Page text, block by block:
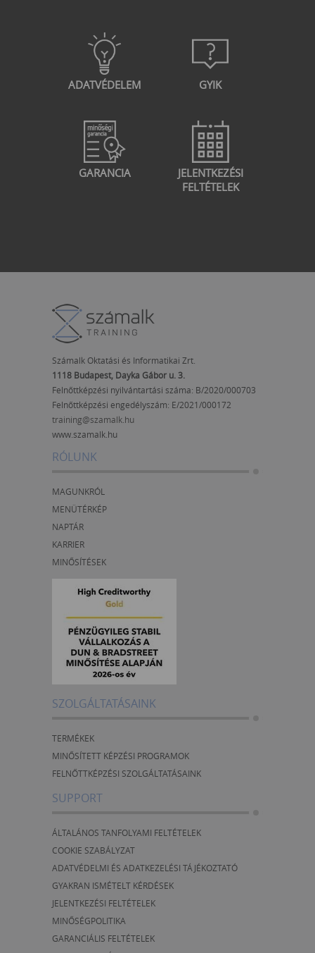
ADATVÉDELEM GYIK
GARANCIA
JELENTKEZÉSI
FELTÉTELEK
Számalk Oktatási és Informatikai Zrt.
1118 Budapest, Dayka Gábor u. 3.
Felnőttképzési nyilvántartási száma: B/2020/000703
Felnőttképzési engedélyszám: E/2021/000172
training@szamalk.hu
www.szamalk.hu
RÓLUNK
MAGUNKRÓL
MENÜTÉRKÉP
NAPTÁR
KARRIER
MINŐSÍTÉSEK
SZOLGÁLTATÁSAINK
TERMÉKEK
MINŐSÍTETT KÉPZÉSI PROGRAMOK
FELNŐTTKÉPZÉSI SZOLGÁLTATÁSAINK
SUPPORT
ÁLTALÁNOS TANFOLYAMI FELTÉTELEK
COOKIE SZABÁLYZAT
ADATVÉDELMI ÉS ADATKEZELÉSI TÁJÉKOZTATÓ
GYAKRAN ISMÉTELT KÉRDÉSEK
JELENTKEZÉSI FELTÉTELEK
MINŐSÉGPOLITIKA
GARANCIÁLIS FELTÉTELEK